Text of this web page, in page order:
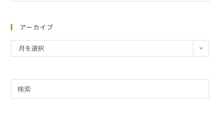
アーカイブ
月を選択